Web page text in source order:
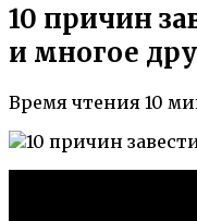
10 причин
и многое
Время чтения 10